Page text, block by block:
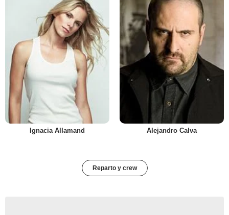
Ignacia Allamand Alejandro Calva
Reparto y crew